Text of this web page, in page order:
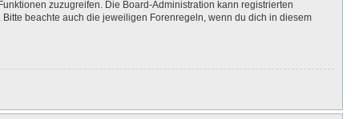
zuzugreifen. Die Board-Administration kann registrierten
beachte auch die jeweiligen Forenregeln, wenn du dich in diesem